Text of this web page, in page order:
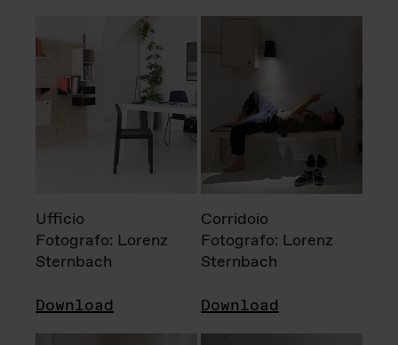
Ufficio
Fotografo: Lorenz
Sternbach
Download
Corridoio
Fotografo: Lorenz
Sternbach
Download